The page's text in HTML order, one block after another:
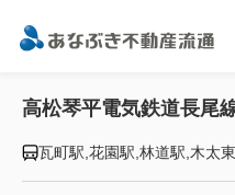
高松琴平電気鉄道長尾